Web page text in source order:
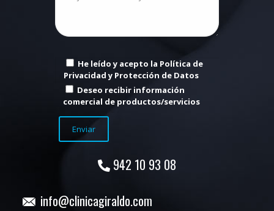
He leído y acepto la Política de
Privacidad y Protección de Datos
Deseo recibir información
comercial de productos/servicios
942 10 93 08
info@clinicagiraldo.com